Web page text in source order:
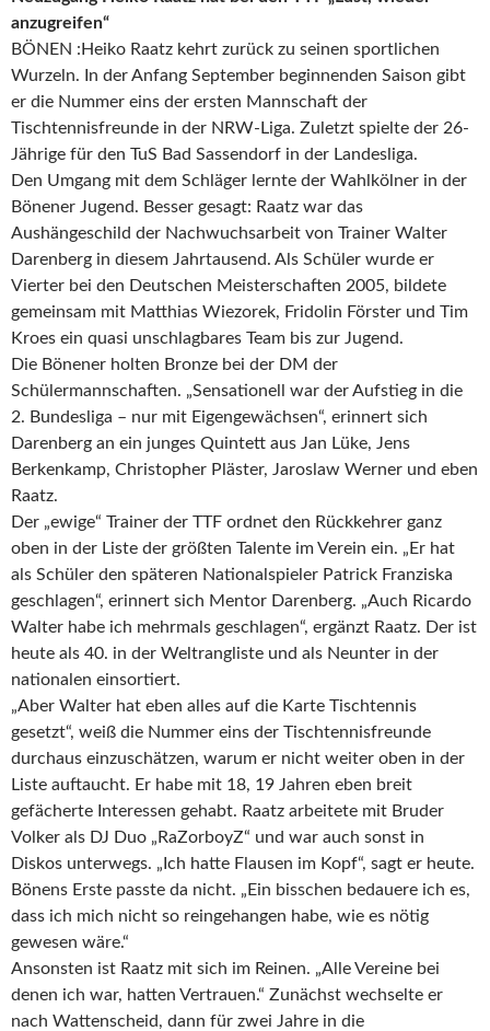
anzugreifen“
BÖNEN :Heiko Raatz kehrt zurück zu seinen sportlichen
Wurzeln. In der Anfang September beginnenden Saison gibt
er die Nummer eins der ersten Mannschaft der
Tischtennisfreunde in der NRW-Liga. Zuletzt spielte der 26-
Jährige für den TuS Bad Sassendorf in der Landesliga.
Den Umgang mit dem Schläger lernte der Wahlkölner in der
Bönener Jugend. Besser gesagt: Raatz war das
Aushängeschild der Nachwuchsarbeit von Trainer Walter
Darenberg in diesem Jahrtausend. Als Schüler wurde er
Vierter bei den Deutschen Meisterschaften 2005, bildete
gemeinsam mit Matthias Wiezorek, Fridolin Förster und Tim
Kroes ein quasi unschlagbares Team bis zur Jugend.
Die Bönener holten Bronze bei der DM der
Schülermannschaften. „Sensationell war der Aufstieg in die
2. Bundesliga – nur mit Eigengewächsen“, erinnert sich
Darenberg an ein junges Quintett aus Jan Lüke, Jens
Berkenkamp, Christopher Pläster, Jaroslaw Werner und eben
Raatz.
Der „ewige“ Trainer der TTF ordnet den Rückkehrer ganz
oben in der Liste der größten Talente im Verein ein. „Er hat
als Schüler den späteren Nationalspieler Patrick Franziska
geschlagen“, erinnert sich Mentor Darenberg. „Auch Ricardo
Walter habe ich mehrmals geschlagen“, ergänzt Raatz. Der ist
heute als 40. in der Weltrangliste und als Neunter in der
nationalen einsortiert.
„Aber Walter hat eben alles auf die Karte Tischtennis
gesetzt“, weiß die Nummer eins der Tischtennisfreunde
durchaus einzuschätzen, warum er nicht weiter oben in der
Liste auftaucht. Er habe mit 18, 19 Jahren eben breit
gefächerte Interessen gehabt. Raatz arbeitete mit Bruder
Volker als DJ Duo „RaZorboyZ“ und war auch sonst in
Diskos unterwegs. „Ich hatte Flausen im Kopf“, sagt er heute.
Bönens Erste passte da nicht. „Ein bisschen bedauere ich es,
dass ich mich nicht so reingehangen habe, wie es nötig
gewesen wäre.“
Ansonsten ist Raatz mit sich im Reinen. „Alle Vereine bei
denen ich war, hatten Vertrauen.“ Zunächst wechselte er
nach Wattenscheid, dann für zwei Jahre in die